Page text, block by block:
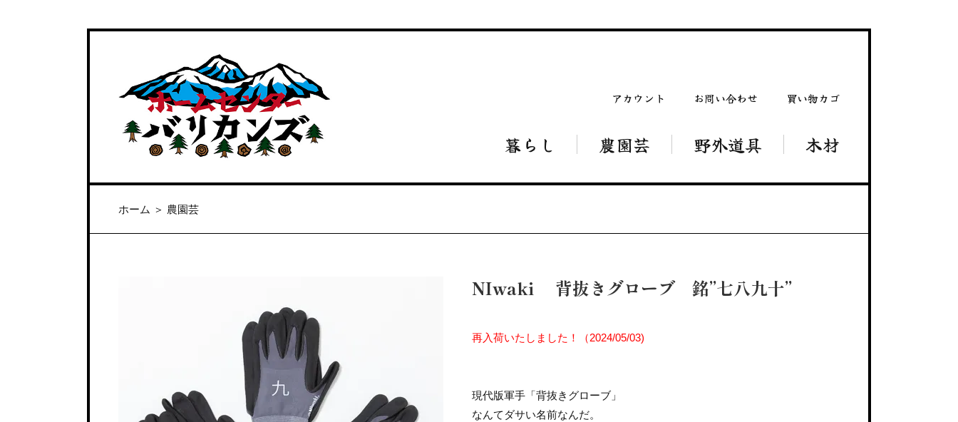
アカウント お問い合わせ 買い物カゴ
暮らし 農園芸 野外道具 木材
ホーム ＞ 農園芸
NIwaki 背抜きグローブ 銘”七八九十”
再入荷いたしました！（2024/05/03)
現代版軍手「背抜きグローブ」
なんてダサい名前なんだ。